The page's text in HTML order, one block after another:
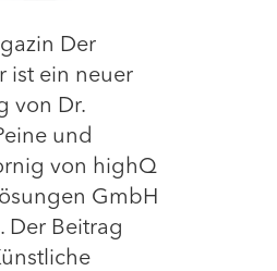
Der
ist ein neuer
von Dr.
und
von highQ
GmbH
Der Beitrag